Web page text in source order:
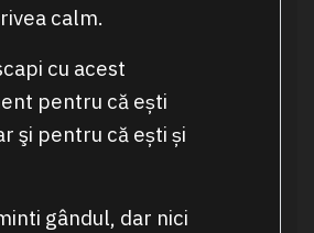
calm.
cu acest
pentru că ești
şi pentru că ești și
gândul, dar nici